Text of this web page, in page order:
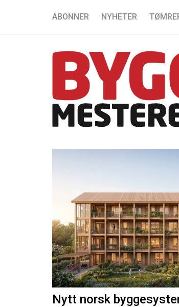
ABONNER NYHETER
Nytt norsk